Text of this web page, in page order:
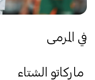
في المرمى
ماركاتو الشتاء